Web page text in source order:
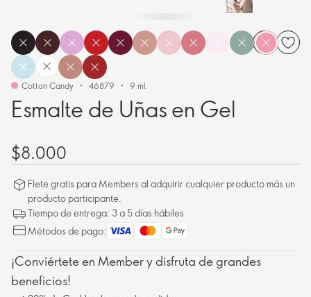
Esmalte de Uñas en Gel
Cotton Candy 46879 9 ml.
$8.000
Flete gratis para Members al adquirir cualquier producto más un
producto participante.
Tiempo de entrega: 3 a 5 días hábiles
Métodos de pago:
¡Conviértete en Member y disfruta de grandes
beneficios!